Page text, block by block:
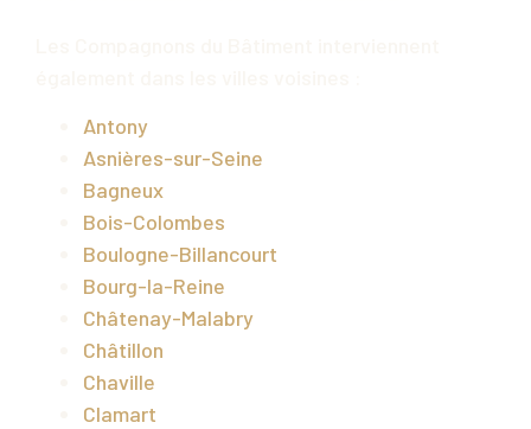
Antony
Asnières-sur-Seine
Bagneux
Bois-Colombes
Boulogne-Billancourt
Bourg-la-Reine
Châtenay-Malabry
Châtillon
Chaville
Clamart